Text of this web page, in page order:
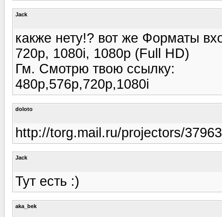
Jack
какже нету!? вот же Форматы
720p, 1080i, 1080p (Full HD)
Гм. Смотрю твою ссылку:
480p,576p,720p,1080i
doloto
http://torg.mail.ru/projectors/
Jack
Тут есть :)
aka_bek